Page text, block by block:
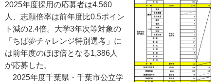
2025年度採用の応募者は4,560
人、志願倍率は前年度比0.5ポイン
ト減の2.4倍。大学3年次等対象の
「ちば夢チャレンジ特別選考」に
は前年度のほぼ倍となる1,386人
が応募した。
2025年度千葉県・千葉市公立学